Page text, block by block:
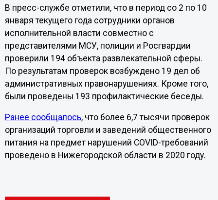
В пресс-службе отметили, что в период со 2 по 10
января текущего года сотрудники органов
исполнительной власти совместно с
представителями МСУ, полиции и Росгвардии
проверили 194 объекта развлекательной сферы.
По результатам проверок возбуждено 19 дел об
административных правонарушениях. Кроме того,
были проведены 193 профилактические беседы.
Ранее сообщалось, что более 6,7 тысячи проверок
организаций торговли и заведений общественного
питания на предмет нарушений COVID-требований
проведено в Нижегородской области в 2020 году.